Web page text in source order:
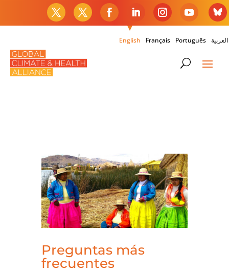
English Français Português العربية
Preguntas más
frecuentes